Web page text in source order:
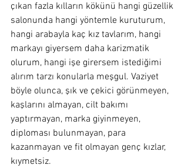
çıkan fazla kılların kökünü hangi güzellik
salonunda hangi yöntemle kuruturum,
hangi arabayla kaç kız tavlarım, hangi
markayı giyersem daha karizmatik
olurum, hangi işe girersem istediğimi
alırım tarzı konularla meşgul. Vaziyet
böyle olunca, şık ve çekici görünmeyen,
kaşlarını almayan, cilt bakımı
yaptırmayan, marka giyinmeyen,
diploması bulunmayan, para
kazanmayan ve fit olmayan genç kızlar,
kıymetsiz.